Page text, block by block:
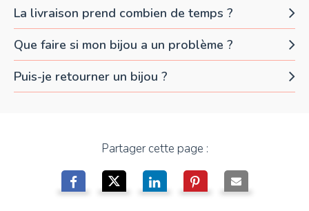
La livraison prend combien de temps ?
Que faire si mon bijou a un problème ?
Puis-je retourner un bijou ?
Partager cette page :